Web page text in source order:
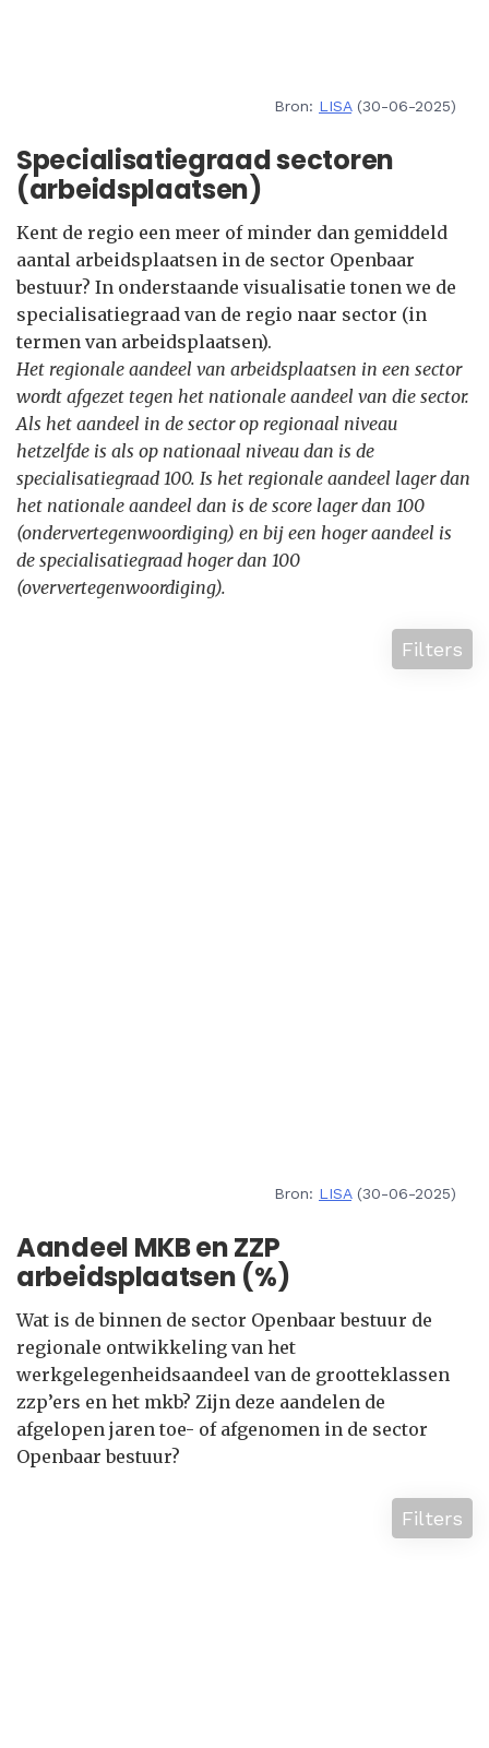
Bron: LISA(30-06-2025)
Specialisatiegraad sectoren
(arbeidsplaatsen)
Kent de regio een meer of minder dan gemiddeld
aantal arbeidsplaatsen in de sector Openbaar
bestuur? In onderstaande visualisatie tonen we de
specialisatiegraad van de regio naar sector (in
termen van arbeidsplaatsen).
Het regionale aandeel van arbeidsplaatsen in een sector
wordt afgezet tegen het nationale aandeel van die sector.
Als het aandeel in de sector op regionaal niveau
hetzelfde is als op nationaal niveau dan is de
specialisatiegraad 100. Is het regionale aandeel lager dan
het nationale aandeel dan is de score lager dan 100
(ondervertegenwoordiging) en bij een hoger aandeel is
de specialisatiegraad hoger dan 100
(oververtegenwoordiging).
Filters
Bron: LISA(30-06-2025)
Aandeel MKB en ZZP
arbeidsplaatsen (%)
Wat is de binnen de sector Openbaar bestuur de
regionale ontwikkeling van het
werkgelegenheidsaandeel van de grootteklassen
zzp’ers en het mkb? Zijn deze aandelen de
afgelopen jaren toe- of afgenomen in de sector
Openbaar bestuur?
Filters